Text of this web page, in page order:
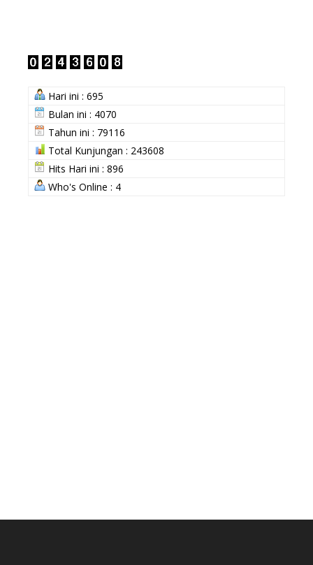
Hari ini : 695
Bulan ini : 4070
Tahun ini : 79116
Total Kunjungan : 243608
Hits Hari ini : 896
Who's Online : 4